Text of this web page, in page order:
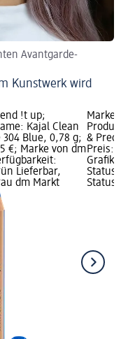
Avantgarde-
Kunstwerk wird
!t up;
Kajal Clean
304 Blue, 0,78 g;
€; Marke von dm
Lieferbar,
dm Markt
Marke:
&
Preis:
Grafik;
Status
Status